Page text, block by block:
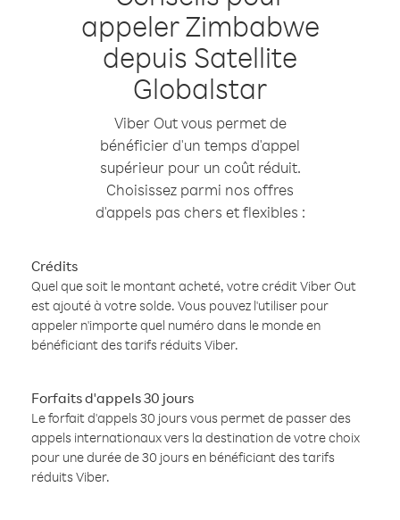
appeler Zimbabwe
depuis Satellite
Globalstar
Viber Out vous permet de
bénéficier d'un temps d'appel
supérieur pour un coût réduit.
Choisissez parmi nos offres
d'appels pas chers et flexibles :
Crédits
Quel que soit le montant acheté, votre crédit Viber Out
est ajouté à votre solde. Vous pouvez l'utiliser pour
appeler n'importe quel numéro dans le monde en
bénéficiant des tarifs réduits Viber.
Forfaits d'appels 30 jours
Le forfait d'appels 30 jours vous permet de passer des
appels internationaux vers la destination de votre choix
pour une durée de 30 jours en bénéficiant des tarifs
réduits Viber.